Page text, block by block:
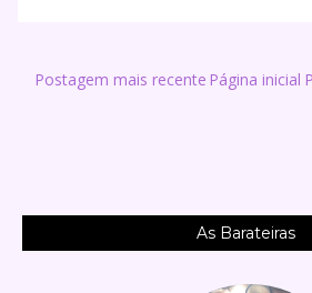
Postagem mais recente Página inicial
As Barateiras